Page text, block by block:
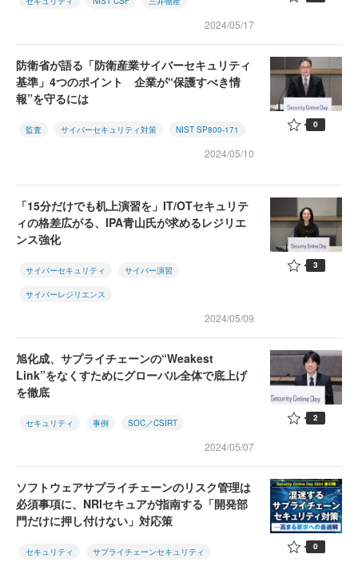
2024/05/17
防衛省が語る「防衛産業サイバーセキュリティ
基準」4つのポイント 企業が“保護すべき情
報”を守るには
監査 サイバーセキュリティ対策 NIST SP800-171
2024/05/10
0
「15分だけでも机上演習を」IT/OTセキュリテ
ィの格差広がる、IPA青山氏が求めるレジリエ
ンス強化
サイバーセキュリティ サイバー演習
サイバーレジリエンス
2024/05/09
3
旭化成、サプライチェーンの“Weakest
Link”をなくすためにグローバル全体で底上げ
を徹底
セキュリティ 事例 SOC／CSIRT
2024/05/07
2
ソフトウェアサプライチェーンのリスク管理は
必須事項に、NRIセキュアが指南する「開発部
門だけに押し付けない」対応策
セキュリティ サプライチェーンセキュリティ 0